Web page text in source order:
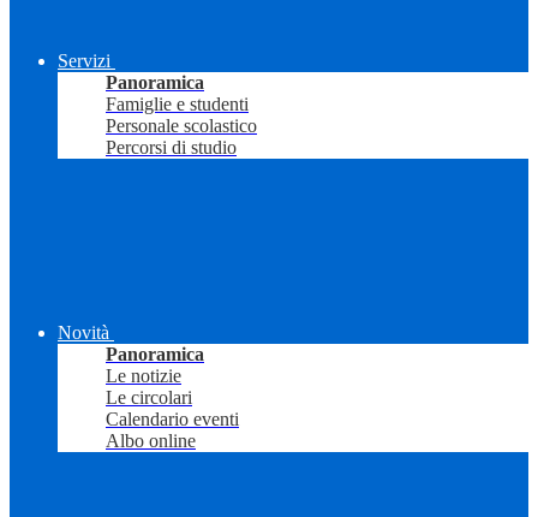
Servizi
Panoramica
Famiglie e studenti
Personale scolastico
Percorsi di studio
Novità
Panoramica
Le notizie
Le circolari
Calendario eventi
Albo online